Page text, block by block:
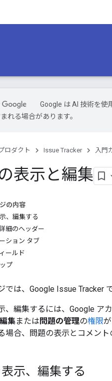
Google は AI 技術を使
れる場合があります。
ロダクト Issue Tracker 入門
の表示と編集
の内容
、編集する
詳細のヘッダー
ション タブ
ールド
プ
では、Google Issue Tracker
、編集するには、Google
集または 問題の管理の権限
場合、問題の表示とコメント
表示、編集する